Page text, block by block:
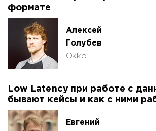
формате
Алексей
Голубев
Okko
Low Latency при работе с
бывают кейсы и как с ними
Евгений